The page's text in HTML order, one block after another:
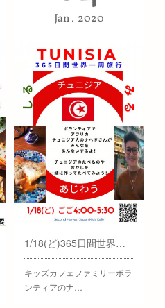
Jan 2020
1/18(ど)365日間世界一周旅行 チュニジア編
キッズカフェファミリーボラ
ンティアのナ…